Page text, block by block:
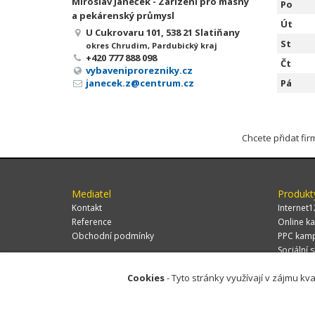
a pekárenský průmysl
U Cukrovaru 101, 538 21 Slatiňany
okres Chrudim, Pardubický kraj
+420 777 888 098
vybaveniprorezniky.cz
janecek.z@centrum.cz
Po
Út
St
Čt
Pá
Chcete přidat
Mediatel
Kontakt
Reference
Obchodní podmínky
Online
PPC
Sociální
Cookies- Tyto stránky využívají v zájmu